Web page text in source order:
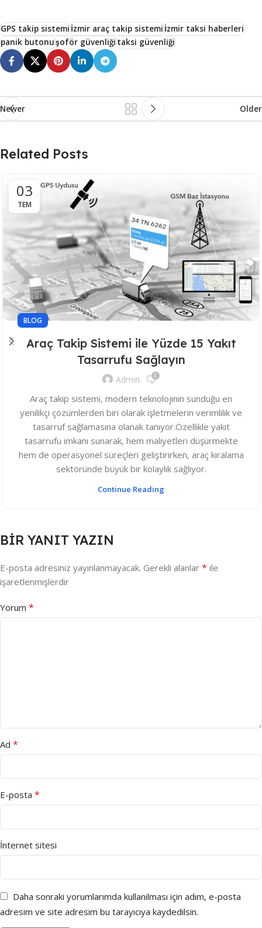
GPS takip sistemiİzmir araç takip sistemiİzmir taksi haberleri
panik butonuşoför güvenliğitaksi güvenliği
Newer Older
Related Posts
03
TEM
BLOG
Araç Takip Sistemi ile Yüzde 15 Yakıt
Tasarrufu Sağlayın
Admin 0
Araç takip sistemi, modern teknolojinin sunduğu en
yenilikçi çözümlerden biri olarak işletmelerin verimlilik ve
tasarruf sağlamasına olanak tanıyor.Özellikle yakıt
tasarrufu imkanı sunarak, hem maliyetleri düşürmekte
hem de operasyonel süreçleri geliştirirken, araç kiralama
sektöründe büyük bir kolaylık sağlıyor.
Continue Reading
BIR YANIT YAZIN
E-posta adresiniz yayınlanmayacak. Gerekli alanlar * ile
işaretlenmişlerdir
Yorum *
Ad *
E-posta *
İnternet sitesi
Daha sonraki yorumlarımda kullanılması için adım, e-posta
adresim ve site adresim bu tarayıcıya kaydedilsin.